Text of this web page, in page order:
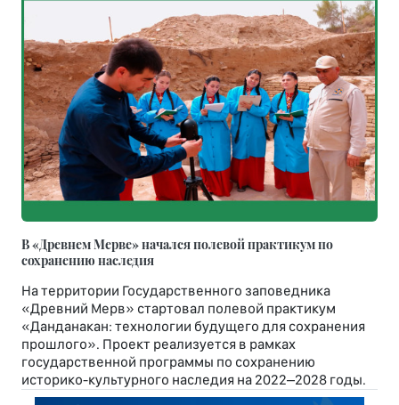
В «Древнем Мерве» начался полевой практикум по
сохранению наследия
На территории Государственного заповедника
«Древний Мерв» стартовал полевой практикум
«Данданакан: технологии будущего для сохранения
прошлого». Проект реализуется в рамках
государственной программы по сохранению
историко-культурного наследия на 2022–2028 годы.